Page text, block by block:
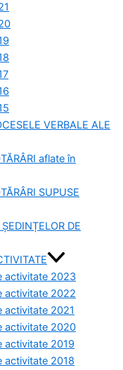
VERBALE ALE
aflate în
SUPUSE
DE
activitate 2023
activitate 2022
activitate 2021
activitate 2020
activitate 2019
activitate 2018